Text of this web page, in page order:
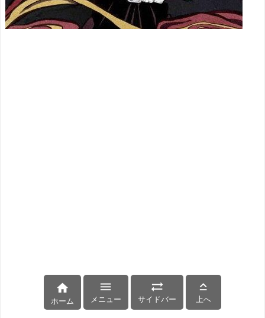

ホーム

メニュー

サイドバー

上へ